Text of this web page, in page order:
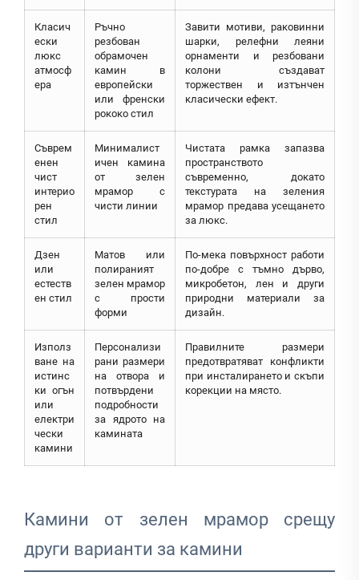
Класич
ески
люкс
атмосф
ера
Ръчно
резбован
обрамочен
камин в
европейски
или френски
рококо стил
Завити мотиви, раковинни
шарки, релефни леяни
орнаменти и резбовани
колони създават
торжествен и изтънчен
класически ефект.
Съврем
енен
чист
интерио
рен
стил
Минималист
ичен камина
от зелен
мрамор с
чисти линии
Чистата рамка запазва
пространството
съвременно, докато
текстурата на зеления
мрамор предава усещането
за люкс.
Дзен
или
естеств
ен стил
Матов или
полираният
зелен мрамор
с прости
форми
По-мека повърхност работи
по-добре с тъмно дърво,
микробетон, лен и други
природни материали за
дизайн.
Използ
ване на
истинс
ки огън
или
електри
чески
камини
Персонализи
рани размери
на отвора и
потвърдени
подробности
за ядрото на
камината
Правилните размери
предотвратяват конфликти
при инсталирането и скъпи
корекции на място.
Камини от зелен мрамор срещу
други варианти за камини